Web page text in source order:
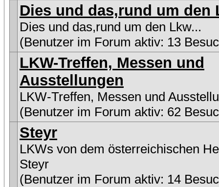
Dies und das,rund um den
Dies und das,rund um den Lkw...
(Benutzer im Forum aktiv: 13
LKW-Treffen, Messen und
Ausstellungen
LKW-Treffen, Messen und
(Benutzer im Forum aktiv: 62
Steyr
LKWs von dem österreichischen
Steyr
(Benutzer im Forum aktiv: 14